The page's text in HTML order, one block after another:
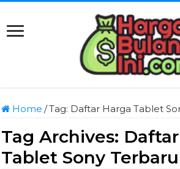
Home /Tag: Daftar Harga Tablet
Tag Archives:
Tablet Sony